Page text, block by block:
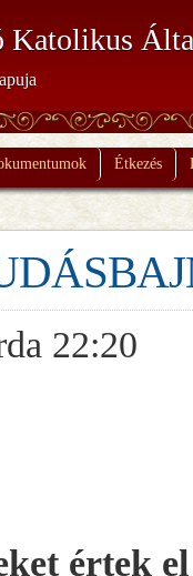
Katolikus
Étkezés
22:20
értek